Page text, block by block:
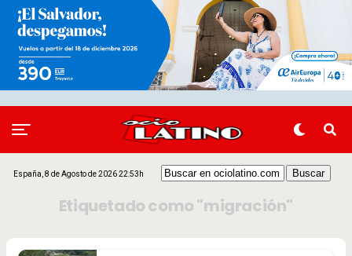
España, 8 de Agosto de 2026 22:53h
Etiquetado como "migración"